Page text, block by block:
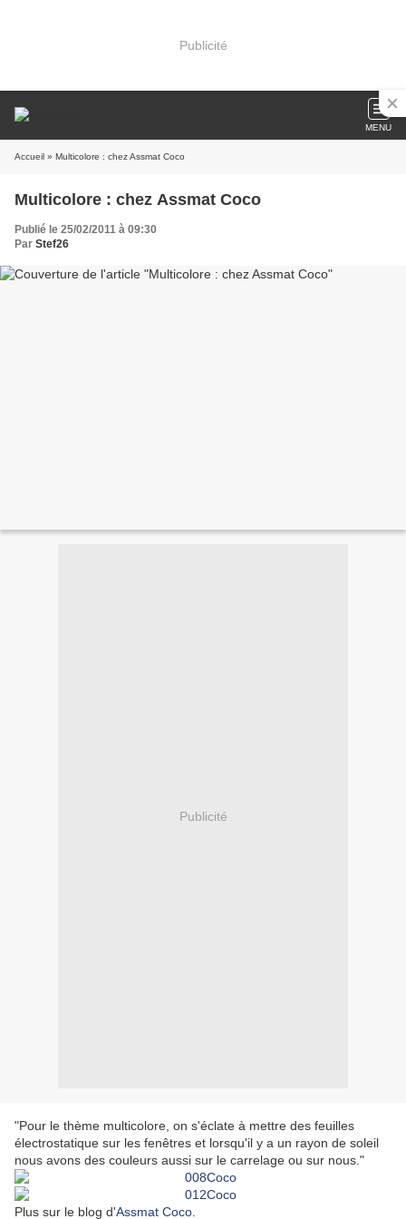
Publicité
MENU
Accueil » Multicolore : chez Assmat Coco
Multicolore : chez Assmat Coco
Publié le 25/02/2011 à 09:30
Par Stef26
Publicité
"Pour le thème multicolore, on s'éclate à mettre des feuilles
électrostatique sur les fenêtres et lorsqu'il y a un rayon de soleil
nous avons des couleurs aussi sur le carrelage ou sur nous."
Plus sur le blog d'Assmat Coco